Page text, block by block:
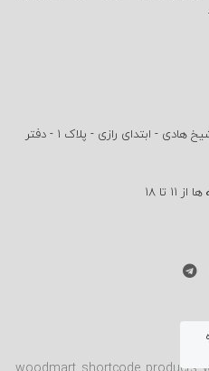
تهران - خیابان جمهوری - تقاطع شیخ هادی - ابتدای رازی - پلاک 1 - دفتر